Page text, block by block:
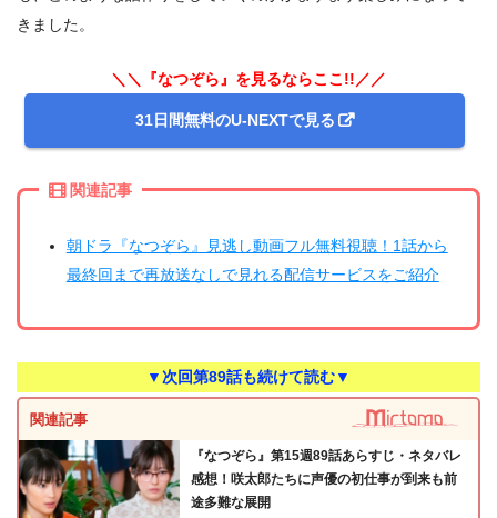
きました。
＼＼『なつぞら』を見るならここ!!／／
31日間無料のU-NEXTで見る
関連記事
朝ドラ『なつぞら』見逃し動画フル無料視聴！1話から
最終回まで再放送なしで見れる配信サービスをご紹介
▼次回第89話も続けて読む▼
関連記事
『なつぞら』第15週89話あらすじ・ネタバレ
感想！咲太郎たちに声優の初仕事が到来も前
途多難な展開